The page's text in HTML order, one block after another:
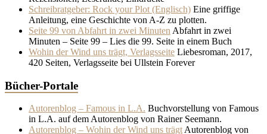
Schreibratgeber: Rock your Plot (Englisch) Eine griffige
Anleitung, eine Geschichte von A-Z zu plotten.
Seite 99 von Abfahrt in zwei Minuten Abfahrt in zwei
Minuten – Seite 99 – Lies die 99. Seite in einem Buch
Wohin der Wind uns trägt, Verlagsseite Liebesroman, 2017,
420 Seiten, Verlagsseite bei Ullstein Forever
Bücher-Portale
Autorenblog – Famous in L.A. Buchvorstellung von Famous
in L.A. auf dem Autorenblog von Rainer Seemann.
Autorenblog – Wohin der Wind uns trägt Autorenblog von